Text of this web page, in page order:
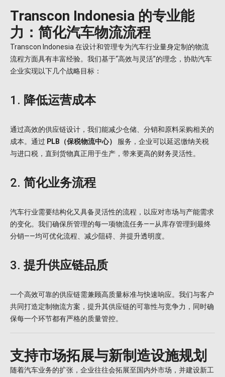
Transcon Indonesia 的专业能
力：简化汽车物流流程
Transcon Indonesia 在设计和管理专为汽车行业量身定制的物流
流程方面具有丰富经验。我们基于“高效与灵活”的理念，协助汽车
企业实现以下几个战略目标：
1. 降低运营成本
通过高效的供应链设计，我们能减少仓储、分销和原料采购相关的
成本。通过 PLB（保税物流中心）
服务，企业可以延迟缴纳关税
与进口税，直到货物真正用于生产，带来更高的财务灵活性。
2. 简化业务流程
汽车行业需要结构化又具备灵活性的流程，以应对市场与产能需求
的变化。我们确保所管理的每一项物流任务——从库存管理到最终
分销——均可优化流程、减少阻碍、并提升透明度。
3. 提升供应链品质
一个高效可靠的供应链需兼顾高质量标准与快速响应。我们与客户
共同打造定制物流方案，提升其供应链的可靠性与竞争力，同时确
保每一个环节都有严格的质量管控。
支持市场拓展与新制造设施规划
随着汽车业务的扩张，企业往往会拓展至国内外市场，并建设新工